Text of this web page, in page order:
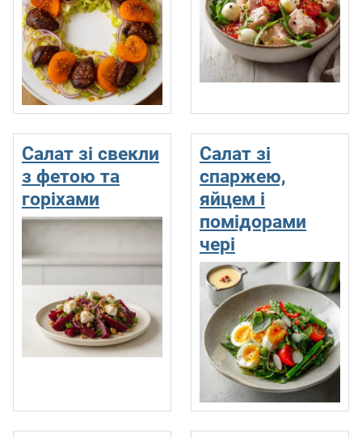
Салат зі свекли
з фетою та
горіхами
Салат зі
спаржею,
яйцем і
помідорами
чері